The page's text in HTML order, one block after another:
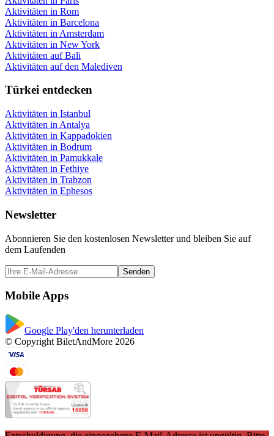
Aktivitäten in Rom
Aktivitäten in Barcelona
Aktivitäten in Amsterdam
Aktivitäten in New York
Aktivitäten auf Bali
Aktivitäten auf den Malediven
Türkei entdecken
Aktivitäten in Istanbul
Aktivitäten in Antalya
Aktivitäten in Kappadokien
Aktivitäten in Bodrum
Aktivitäten in Pamukkale
Aktivitäten in Fethiye
Aktivitäten in Trabzon
Aktivitäten in Ephesos
Newsletter
Abonnieren Sie den kostenlosen Newsletter und bleiben Sie auf
dem Laufenden
Senden
Mobile Apps
Google Play'den herunterladen
© Copyright BiletAndMore 2026